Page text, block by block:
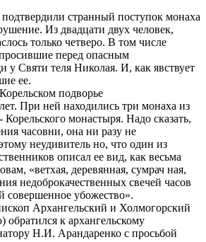
странный поступок монаха
Из двадцати двух человек,
только четверо. В том числе
перед опасным
у Святи теля Николая. И, как явствует
ее.
подворье
При ней находились три монаха из
монастыря. Надо сказать,
часовни, она ни разу не
неудивитель но, что один из
описал ее вид, как весьма
«ветхая, деревянная, сумрач ная,
недоброкачественных свечей часов
совершенное убожество».
Архангельский и Холмогорский
к архангельскому
Н.И. Арандаренко с просьбой